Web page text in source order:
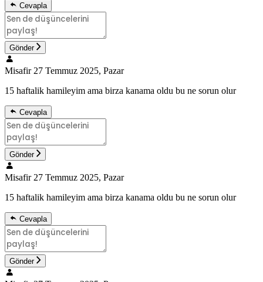
Cevapla
Gönder
Misafir 27 Temmuz 2025, Pazar
15 haftalik hamileyim ama birza kanama oldu bu ne sorun olur
Cevapla
Gönder
Misafir 27 Temmuz 2025, Pazar
15 haftalik hamileyim ama birza kanama oldu bu ne sorun olur
Cevapla
Gönder